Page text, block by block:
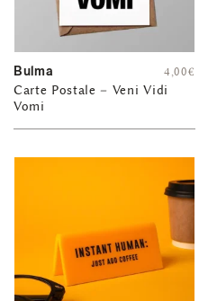
Bulma
Carte Postale – Veni Vidi
Vomi
4,00€